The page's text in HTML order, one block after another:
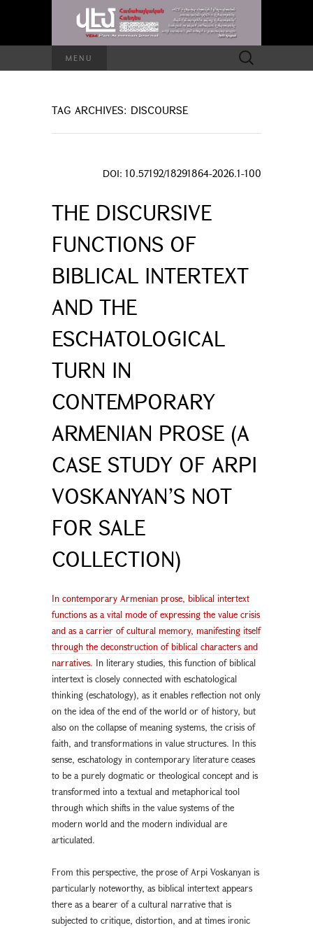
MENU
Search
for:
TAG ARCHIVES: DISCOURSE
DOI: 10.57192/18291864-2026.1-100
THE DISCURSIVE
FUNCTIONS OF
BIBLICAL INTERTEXT
AND THE
ESCHATOLOGICAL
TURN IN
CONTEMPORARY
ARMENIAN PROSE (A
CASE STUDY OF ARPI
VOSKANYAN’S NOT
FOR SALE
COLLECTION)
In contemporary Armenian prose, biblical intertext
functions as a vital mode of expressing the value crisis
and as a carrier of cultural memory, manifesting itself
through the deconstruction of biblical characters and
narratives. In literary studies, this function of biblical
intertext is closely connected with eschatological
thinking (eschatology), as it enables reflection not only
on the idea of the end of the world or of history, but
also on the collapse of meaning systems, the crisis of
faith, and transformations in value structures. In this
sense, eschatology in contemporary literature ceases
to be a purely dogmatic or theological concept and is
transformed into a textual and metaphorical tool
through which shifts in the value systems of the
modern world and the modern individual are
articulated.
From this perspective, the prose of Arpi Voskanyan is
particularly noteworthy, as biblical intertext appears
there as a bearer of a cultural narrative that is
subjected to critique, distortion, and at times ironic